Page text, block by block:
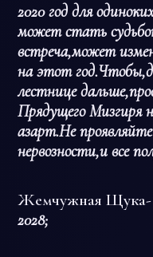
2020 год для
может стать
встреча,может
на этот
лестнице
Прядущего Мизгиря
азарт.Не
нервозности,и все
Жемчужная Щука-
2028;